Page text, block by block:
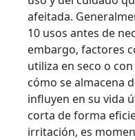
afeitada.
10 usos antes de
embargo, factores
utiliza en seco o
cómo se almacena
influyen en su vida
corta de forma
irritación, es